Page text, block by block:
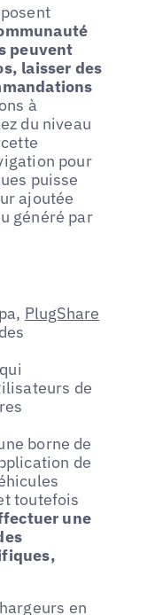
peuvent
laisser des
à
du niveau
pour
puisse
ajoutée
généré par
PlugShare
de
borne de
de
toutefois
une
en